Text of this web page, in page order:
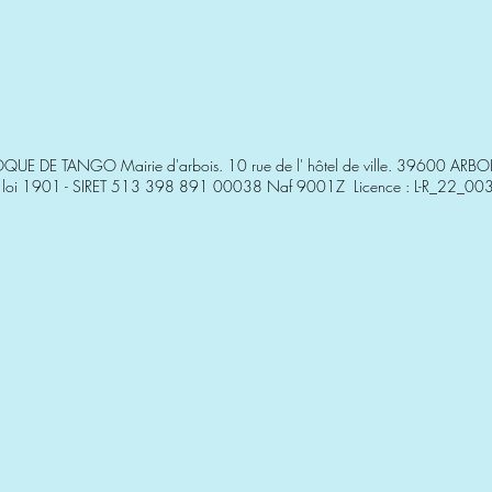
DE TANGO Mairie d'arbois. 10 rue de l' hôtel de ville. 39600
loi 1901 - SIRET 513 398 891 00038 Naf 9001Z Licence : L-